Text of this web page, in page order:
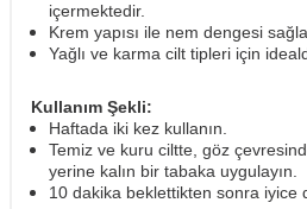
içermektedir.
Krem yapısı ile nem dengesi
Yağlı ve karma cilt tipleri için
Kullanım Şekli:
Haftada iki kez kullanın.
Temiz ve kuru ciltte, göz
yerine kalın bir tabaka uygulayın.
10 dakika beklettikten sonra iyice